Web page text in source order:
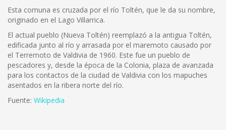
Esta comuna es cruzada por el río Toltén, que le da su nombre,
originado en el Lago Villarrica.
El actual pueblo (Nueva Toltén) reemplazó a la antigua Toltén,
edificada junto al río y arrasada por el maremoto causado por
el Terremoto de Valdivia de 1960. Este fue un pueblo de
pescadores y, desde la época de la Colonia, plaza de avanzada
para los contactos de la ciudad de Valdivia con los mapuches
asentados en la ribera norte del río.
Fuente: Wikipedia